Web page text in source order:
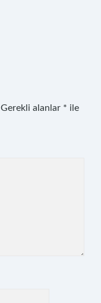
Gerekli alanlar * ile